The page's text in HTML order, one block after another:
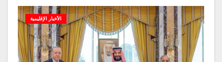
الأخبار الإقليمية